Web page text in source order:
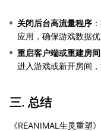
关闭后台高流量程序
应用，确保游戏数据优
重启客户端或重建房间
进入游戏或新开房间
三. 总结
《REANIMAL生灵重塑